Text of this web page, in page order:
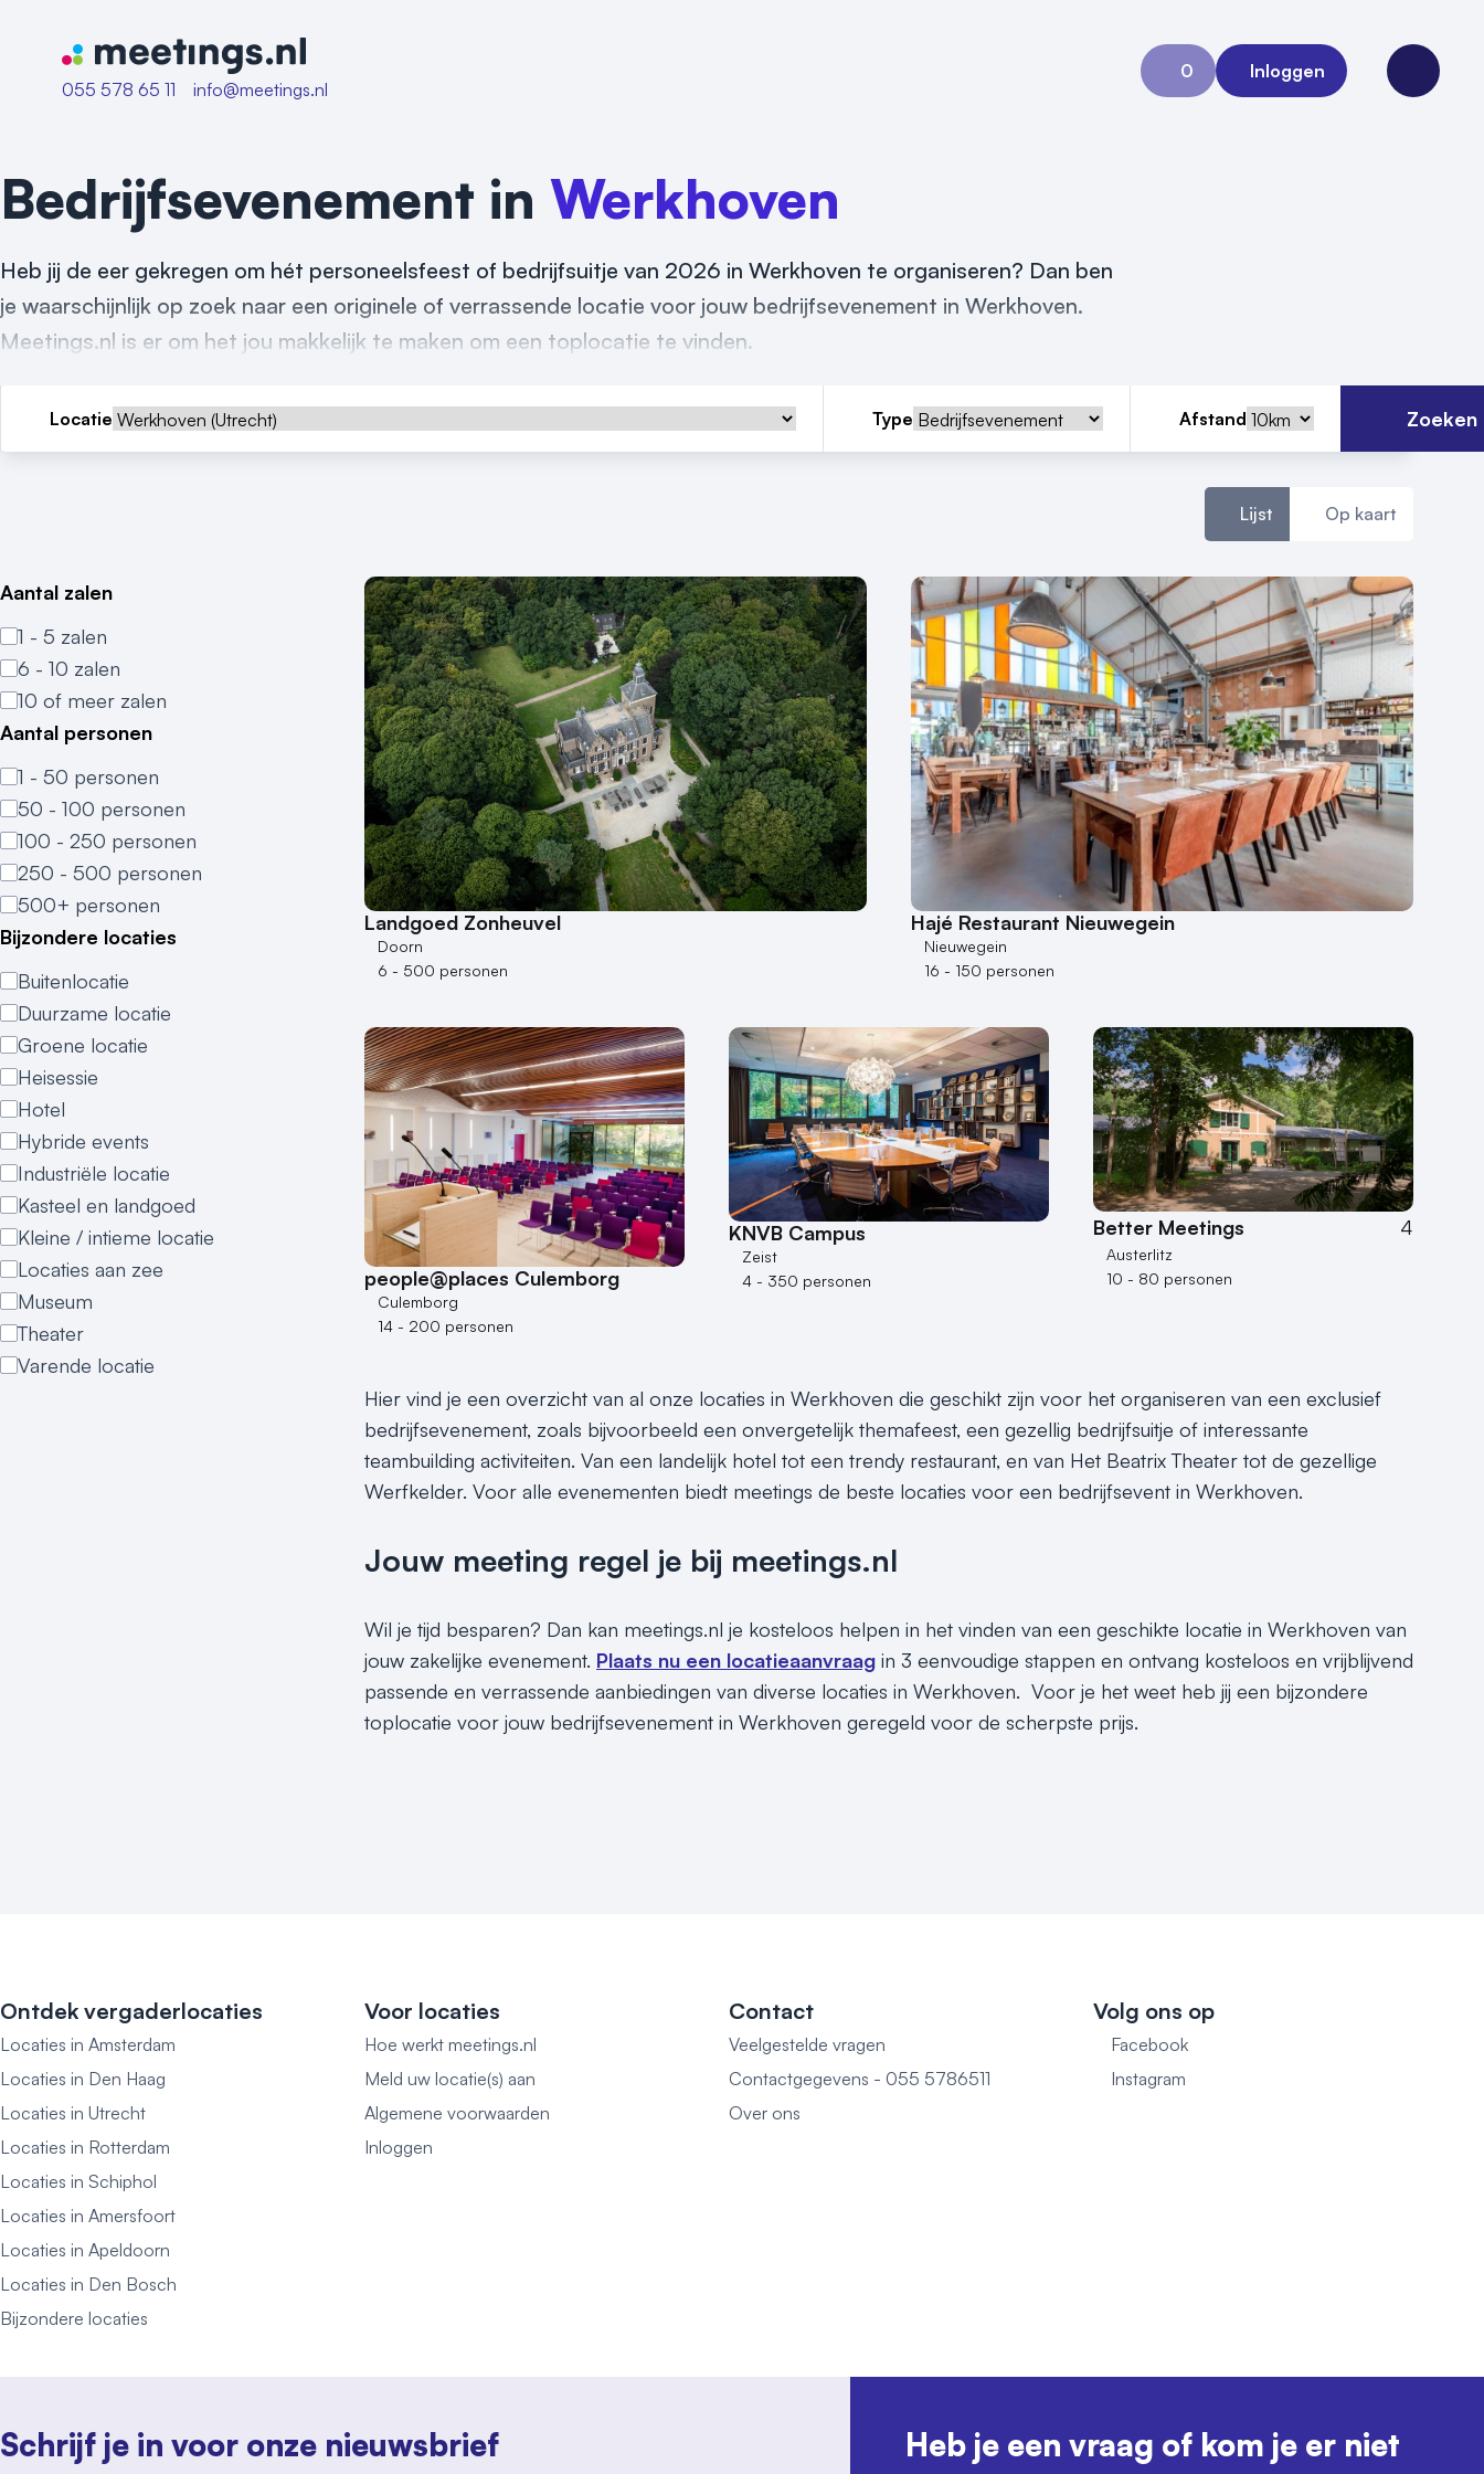
Naar home van Meetings
055 578 65 11
info@meetings.nl
0
Aanvraag 0
Inloggen
Open
Bedrijfsevenement in Werkhoven
Heb jij de eer gekregen om hét personeelsfeest of bedrijfsuitje van 2026 in Werkhoven te organiseren? Dan ben
je waarschijnlijk op zoek naar een originele of verrassende locatie voor jouw bedrijfsevenement in Werkhoven.
Meetings.nl is er om het jou makkelijk te maken om een toplocatie te vinden.
Locatie Type Afstand Zoeken
Lijst Op kaart
Aantal zalen
1 - 5 zalen
6 - 10 zalen
10 of meer zalen
Aantal personen
1 - 50 personen
50 - 100 personen
100 - 250 personen
250 - 500 personen
500+ personen
Bijzondere locaties
Buitenlocatie
Duurzame locatie
Groene locatie
Heisessie
Hotel
Hybride events
Industriële locatie
Kasteel en landgoed
Kleine / intieme locatie
Locaties aan zee
Museum
Theater
Varende locatie
Landgoed Zonheuvel
Doorn
6 - 500 personen
Hajé Restaurant Nieuwegein
Nieuwegein
16 - 150 personen
people@places Culemborg
Culemborg
14 - 200 personen
KNVB Campus
Zeist
4 - 350 personen
Better Meetings 4
Austerlitz
10 - 80 personen
Hier vind je een overzicht van al onze locaties in Werkhoven die geschikt zijn voor het organiseren van een exclusief
bedrijfsevenement, zoals bijvoorbeeld een onvergetelijk themafeest, een gezellig bedrijfsuitje of interessante
teambuilding activiteiten. Van een landelijk hotel tot een trendy restaurant, en van Het Beatrix Theater tot de gezellige
Werfkelder. Voor alle evenementen biedt meetings de beste locaties voor een bedrijfsevent in Werkhoven.
Jouw meeting regel je bij meetings.nl
Wil je tijd besparen? Dan kan meetings.nl je kosteloos helpen in het vinden van een geschikte locatie in Werkhoven van
jouw zakelijke evenement. Plaats nu een locatieaanvraag in 3 eenvoudige stappen en ontvang kosteloos en vrijblijvend
passende en verrassende aanbiedingen van diverse locaties in Werkhoven. Voor je het weet heb jij een bijzondere
toplocatie voor jouw bedrijfsevenement in Werkhoven geregeld voor de scherpste prijs.
Ontdek vergaderlocaties
Locaties in Amsterdam
Locaties in Den Haag
Locaties in Utrecht
Locaties in Rotterdam
Locaties in Schiphol
Locaties in Amersfoort
Locaties in Apeldoorn
Locaties in Den Bosch
Bijzondere locaties
Voor locaties
Hoe werkt meetings.nl
Meld uw locatie(s) aan
Algemene voorwaarden
Inloggen
Contact
Veelgestelde vragen
Contactgegevens - 055 5786511
Over ons
Volg ons op
Facebook
Instagram
Schrijf je in voor onze nieuwsbrief Heb je een vraag of kom je er niet